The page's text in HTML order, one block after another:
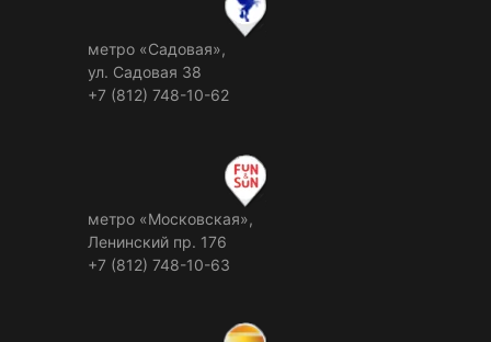
метро «Садовая»,
ул. Садовая 38
+7 (812) 748-10-62
метро «Московская»,
Ленинский пр. 176
+7 (812) 748-10-63